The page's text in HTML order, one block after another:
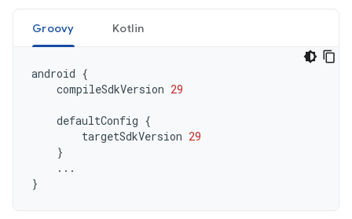
Groovy Kotlin
android {
compileSdkVersion 29
defaultConfig {
targetSdkVersion 29
}
...
}